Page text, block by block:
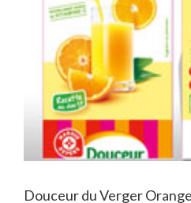
Douceur du Verger